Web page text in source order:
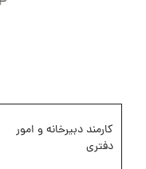
کارمند دبیرخانه و امور
دفتری